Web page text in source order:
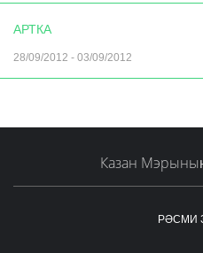
АРТКА
28/09/2012 - 03/09/2012
Казан
РӘСМИ